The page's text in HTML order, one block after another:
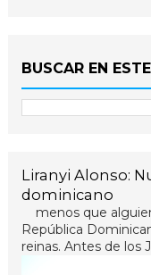
BUSCAR EN
Liranyi Alonso:
dominicano
menos que
República
reinas. Antes de los